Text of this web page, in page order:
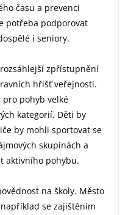
času a prevenci
potřeba podporovat
i seniory.
zpřístupnění
hřišť veřejnosti.
pohyb velké
kategorií. Děti by
by mohli sportovat se
skupinách a
aktivního pohybu.
na školy. Město
se zajištěním